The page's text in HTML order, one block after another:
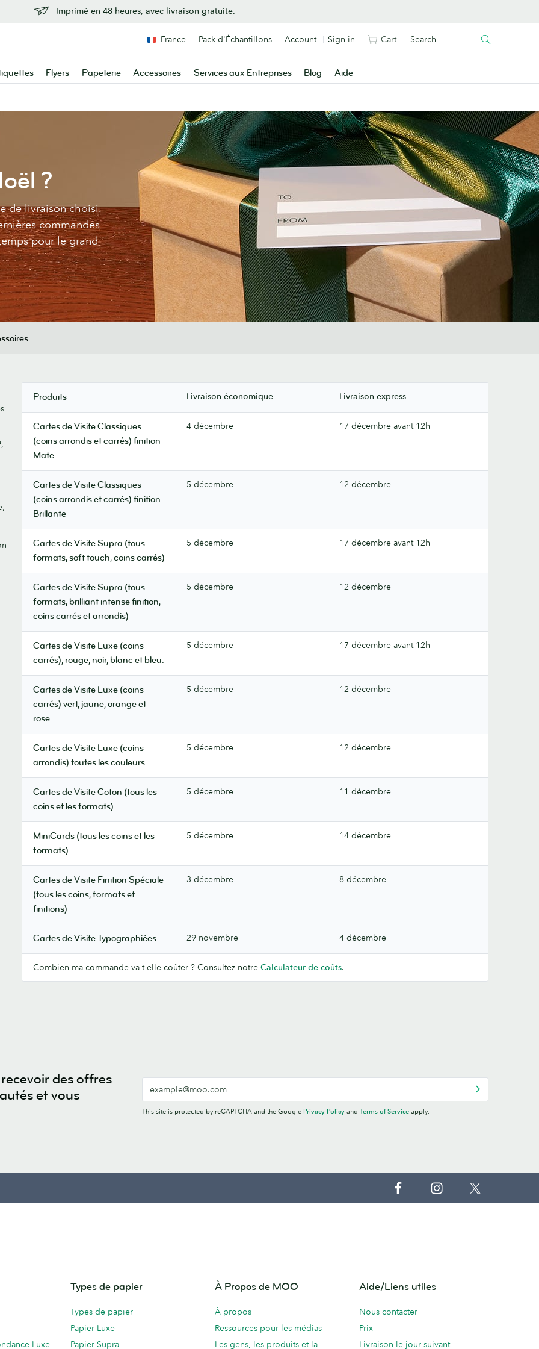
Imprimé en 48 heures, avec livraison gratuite.
Flyers Papeterie Accessoires Services aux Entreprises Blog Aide
France Pack d'Échantillons Account Sign in Cart
?
de livraison choisi.
commandes
pour le grand
Produits Livraison économique Livraison express
Cartes de Visite Classiques
(coins arrondis et carrés) finition
Mate
4 décembre 17 décembre avant 12h
Cartes de Visite Classiques
(coins arrondis et carrés) finition
Brillante
5 décembre 12 décembre
Cartes de Visite Supra (tous
formats, soft touch, coins carrés)
5 décembre 17 décembre avant 12h
Cartes de Visite Supra (tous
formats, brilliant intense finition,
coins carrés et arrondis)
5 décembre 12 décembre
Cartes de Visite Luxe (coins
carrés), rouge, noir, blanc et bleu.
5 décembre 17 décembre avant 12h
Cartes de Visite Luxe (coins
carrés) vert, jaune, orange et
rose.
5 décembre 12 décembre
Cartes de Visite Luxe (coins
arrondis) toutes les couleurs.
5 décembre 12 décembre
Cartes de Visite Coton (tous les
coins et les formats)
5 décembre 11 décembre
MiniCards (tous les coins et les
formats)
5 décembre 14 décembre
Cartes de Visite Finition Spéciale
(tous les coins, formats et
finitions)
3 décembre 8 décembre
Cartes de Visite Typographiées 29 novembre 4 décembre
Combien ma commande va-t-elle coûter ? Consultez notre Calculateur de coûts.
des offres
et vous
This site is protected by reCAPTCHA and the Google Privacy Policy and Terms of Service apply.
Luxe
Types de papier
Types de papier
Papier Luxe
Papier Supra
À Propos de MOO
À propos
Ressources pour les médias
Les gens, les produits et la
Aide/Liens utiles
Nous contacter
Prix
Livraison le jour suivant